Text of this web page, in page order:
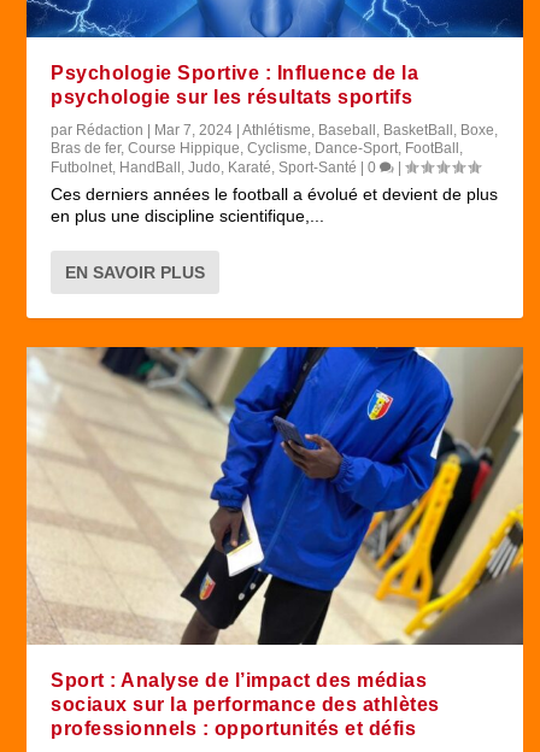
Psychologie Sportive : Influence de la
psychologie sur les résultats sportifs
par Rédaction Mar 7, 2024 |Athlétisme, Baseball , BasketBall , Boxe,
Bras de fer,Course Hippique,Cyclisme, Dance-Sport, FootBall ,
Futbolnet, HandBall ,Judo, Karaté,Sport-Santé |0 |
Ces derniers années le football a évolué et devient de plus
en plus une discipline scientifique,...
EN SAVOIR PLUS
Sport : Analyse de l’impact des médias
sociaux sur la performance des athlètes
professionnels : opportunités et défis